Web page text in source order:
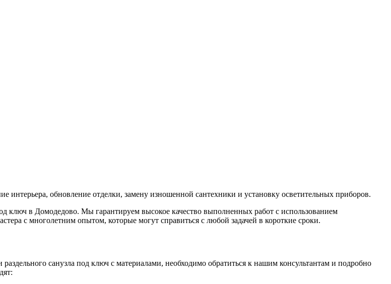
интерьера, обновление отделки, замену изношенной сантехники и установку осветительных приборов.
ключ в Домодедово. Мы гарантируем высокое качество выполненных работ с использованием
с многолетним опытом, которые могут справиться с любой задачей в короткие сроки.
санузла под ключ с материалами, необходимо обратиться к нашим консультантам и подробно